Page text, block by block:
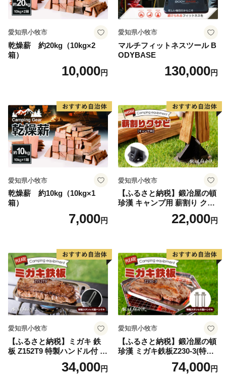
た、日本屈指の生産量を誇る「ほしいも」は無添加のヘ
ルシースイーツとして子供から大人まで皆に愛されるひ
たちなか市ソウルフードです。
＜ひたちなか海浜鉄道湊線＞
ひたちなか海浜鉄道湊線は、大正２年（1913年）に運
行を開始した歴史あるローカル線であり、地域を象徴す
ル」をはじめ、ドラマ・CM等のロケーションとしても
数多く起用されており、中でも、那珂湊駅は築100年を
超えた趣のある木造駅舎が魅力的で「関東の駅百選」に
選出されています。また、勝田駅から阿字ヶ浦駅まで計
10駅（今後、国営ひたち海浜公園前まで延伸予定）に設
置されている駅名標は、それぞれの地域の魅力が一目で
伝わるユニークなデザインとなっており、2015年度グ
ッドデザイン賞を受賞しました。列車のレトロな雰囲気
と広大なお芋畑や田園風景を眺めながら、14.3ｋｍのシ
ョートトリップを楽しむことができます。
愛知県小牧市
乾燥薪 約20kg（10kg×2
箱）
10,000円
愛知県小牧市
マルチフィットネスツール B
ODYBASE
130,000円
愛知県小牧市
乾燥薪 約10kg（10kg×1
箱）
7,000円
愛知県小牧市
【ふるさと納税】鍛冶屋の頓
珍漢 キャンプ用 薪割り クサ
ビ 簡単に割れる 転びにくい
ソロキャンプ 女性 お子様 黒
り寄せ 愛知県 小牧市 送料無
料
22,000円
愛知県小牧市
【ふるさと納税】ミガキ 鉄
板 Z152T9 特製ハンドル付 鍛
冶屋の頓珍漢 メスティン収
納可能 キャンプ アウトドア
34,000円
愛知県小牧市
【ふるさと納税】鍛冶屋の頓
珍漢 ミガキ鉄板Z230-3(特製
ハンドル付)キャンプ アウト
ドア BBQ グランピング 極厚
74,000円